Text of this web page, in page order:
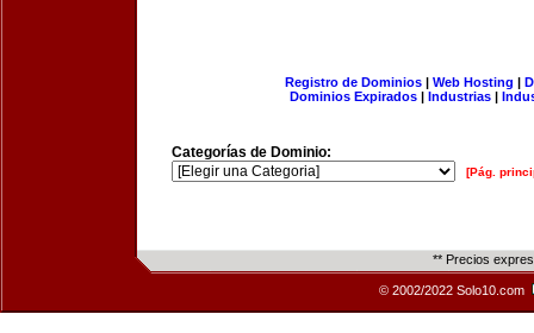
Registro de Dominios| Web Hosting |
Dominios Expirados | Industrias |
Categorías de Dominio:
[Pág.
** Precios
© 2002/2022 Solo10.com